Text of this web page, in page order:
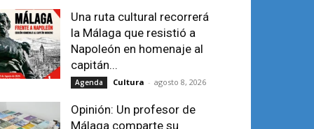
Una ruta cultural recorrerá
la Málaga que resistió a
Napoleón en homenaje al
capitán...
Agenda Cultura - agosto 8, 2026
Opinión: Un profesor de
Málaga comparte su